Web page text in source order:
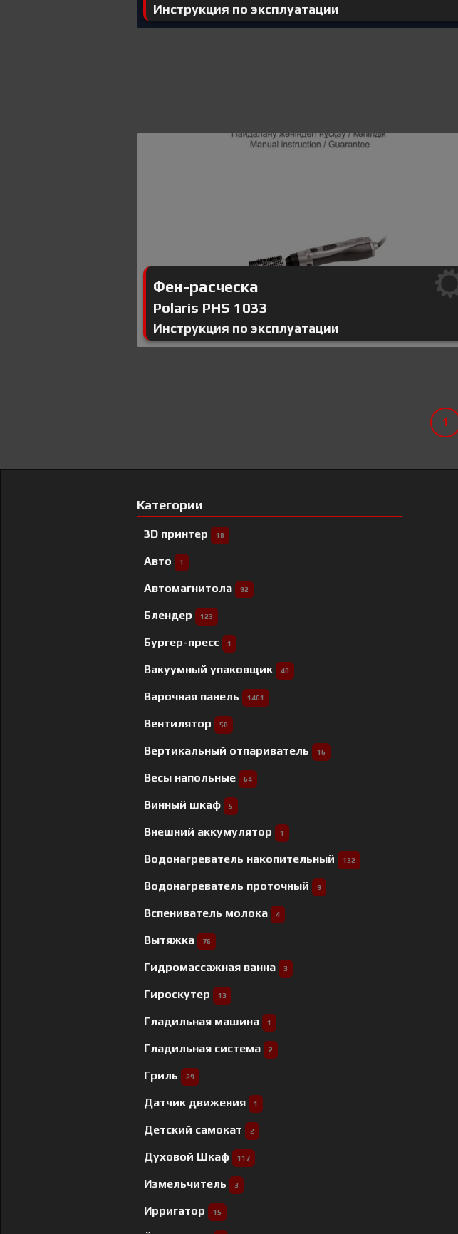
Инструкция по эксплуатации
Фен-расческа
Polaris PHS 1033
Инструкция по эксплуатации
1
Категории
3D принтер 18
Авто 1
Автомагнитола 92
Блендер 123
Бургер-пресс 1
Вакуумный упаковщик 40
Варочная панель 1461
Вентилятор 50
Вертикальный отпариватель 16
Весы напольные 64
Винный шкаф 5
Внешний аккумулятор 1
Водонагреватель накопительный 132
Водонагреватель проточный 9
Вспениватель молока 4
Вытяжка 76
Гидромассажная ванна 3
Гироскутер 13
Гладильная машина 1
Гладильная система 2
Гриль 29
Датчик движения 1
Детский самокат 2
Духовой Шкаф 117
Измельчитель 3
Ирригатор 15